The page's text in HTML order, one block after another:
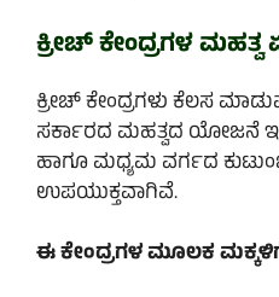
ಕ್ರೀಚ್ ಕೇಂದ್ರಗಳ ಮಹತ್ವ
ಕ್ರೀಚ್ ಕೇಂದ್ರಗಳು ಕೆಲಸ
ಸರ್ಕಾರದ ಮಹತ್ವದ ಯೋಜನೆ
ಹಾಗೂ ಮಧ್ಯಮ ವರ್ಗದ
ಉಪಯುಕ್ತವಾಗಿವೆ.
ಈ ಕೇಂದ್ರಗಳ ಮೂಲಕ